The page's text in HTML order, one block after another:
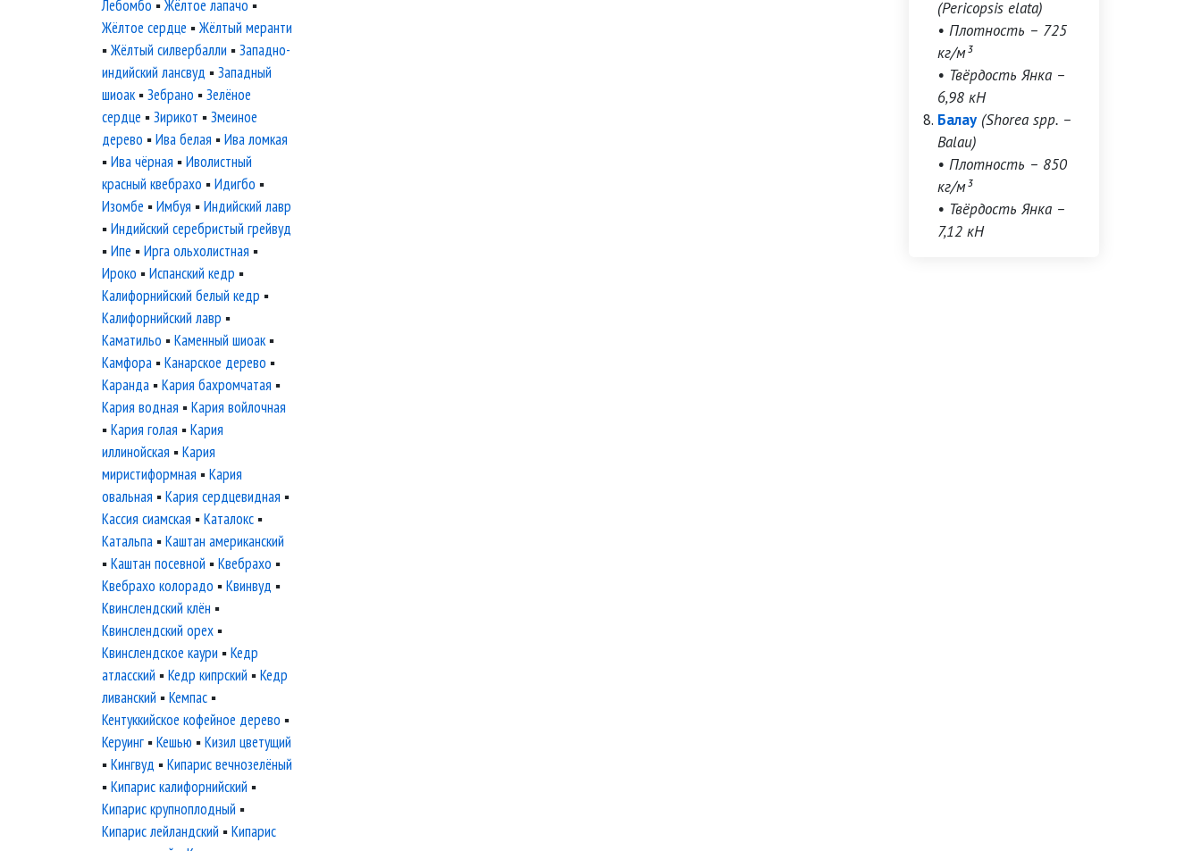
Лебомбо ▪Жёлтое лапачо ▪
Жёлтое сердце ▪Жёлтый меранти
▪Жёлтый силвербалли ▪Западно-
индийский лансвуд ▪Западный
шиоак ▪Зебрано ▪Зелёное
сердце ▪Зирикот ▪Змеиное
дерево ▪Ива белая ▪Ива ломкая
▪Ива чёрная ▪Иволистный
красный квебрахо ▪Идигбо ▪
Изомбе ▪Имбуя ▪Индийский лавр
▪Индийский серебристый грейвуд
▪Ипе ▪Ирга ольхолистная ▪
Ироко ▪Испанский кедр ▪
Калифорнийский белый кедр ▪
Калифорнийский лавр ▪
Каматильо ▪Каменный шиоак ▪
Камфора ▪Канарское дерево ▪
Каранда ▪Кария бахромчатая ▪
Кария водная ▪Кария войлочная
▪Кария голая ▪Кария
иллинойская ▪Кария
миристиформная ▪Кария
овальная ▪Кария сердцевидная ▪
Кассия сиамская ▪Каталокс ▪
Катальпа ▪Каштан американский
▪Каштан посевной ▪Квебрахо ▪
Квебрахо колорадо ▪Квинвуд ▪
Квинслендский клён ▪
Квинслендский орех ▪
Квинслендское каури ▪Кедр
атласский ▪Кедр кипрский ▪Кедр
ливанский ▪Кемпас ▪
Кентуккийское кофейное дерево ▪
Керуинг ▪Кешью ▪Кизил цветущий
▪Кингвуд ▪Кипарис вечнозелёный
▪Кипарис калифорнийский ▪
Кипарис крупноплодный ▪
Кипарис лейландский ▪Кипарис
(Pericopsis elata)
• Плотность – 725
кг/м³
• Твёрдость Янка –
6,98 кН
Балау (Shorea spp. –
Balau)
• Плотность – 850
кг/м³
• Твёрдость Янка –
7,12 кН